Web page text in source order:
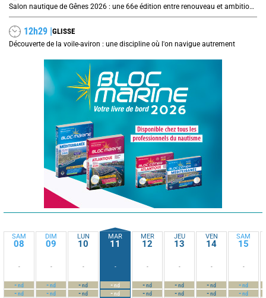
Salon nautique de Gênes 2026 : une 66e édition entre renouveau et ambitions internationales
12h29 |GLISSE
Découverte de la voile-aviron : une discipline où l'on navigue autrement
SAM
08
-
-nd
-nd
DIM
09
-
-nd
-nd
LUN
10
-
-nd
-nd
MAR
11
-
-nd
-nd
MER
12
-
-nd
-nd
JEU
13
-
-nd
-nd
VEN
14
-
-nd
-nd
SAM
15
-
-nd
-nd